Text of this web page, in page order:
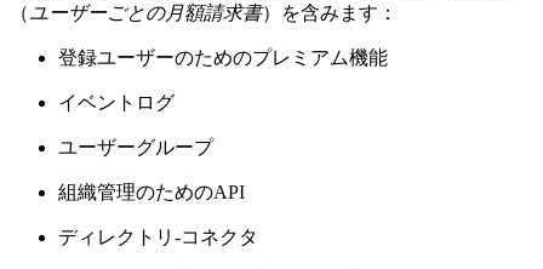
（ユーザーごとの月額請求書）を含みます：
登録ユーザーのためのプレミアム機能
イベントログ
ユーザーグループ
組織管理のためのAPI
ディレクトリ-コネクタ